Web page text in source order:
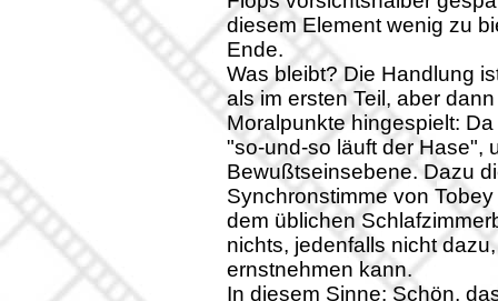
diesem Element wenig zu
Ende.
Was bleibt? Die Handlung
als im ersten Teil, aber
Moralpunkte hingespielt:
"so-und-so läuft der Hase",
Bewußtseinsebene. Dazu
Synchronstimme von
dem üblichen
nichts, jedenfalls nicht
ernstnehmen kann.
In diesem Sinne: Schön,